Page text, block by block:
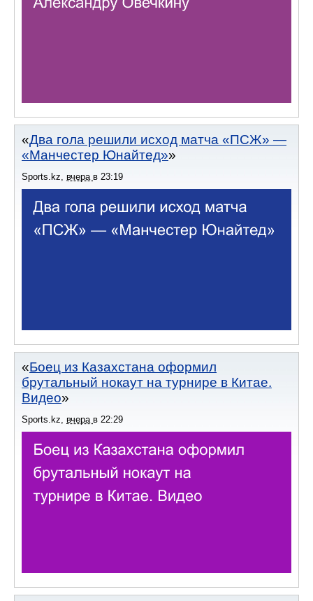
Два гола решили исход матча «ПСЖ» —
«Манчестер Юнайтед»
Sports.kz, вчера в 23:19
Боец из Казахстана оформил
брутальный нокаут на турнире в Китае.
Видео
Sports.kz вчера в 22:29